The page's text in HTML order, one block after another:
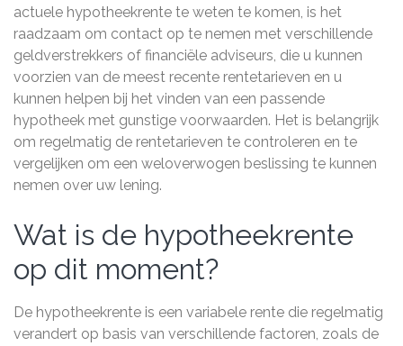
actuele hypotheekrente te weten te komen, is het
raadzaam om contact op te nemen met verschillende
geldverstrekkers of financiële adviseurs, die u kunnen
voorzien van de meest recente rentetarieven en u
kunnen helpen bij het vinden van een passende
hypotheek met gunstige voorwaarden. Het is belangrijk
om regelmatig de rentetarieven te controleren en te
vergelijken om een weloverwogen beslissing te kunnen
nemen over uw lening.
Wat is de hypotheekrente
op dit moment?
De hypotheekrente is een variabele rente die regelmatig
verandert op basis van verschillende factoren, zoals de